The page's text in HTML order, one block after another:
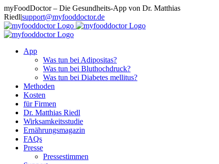
Zum
Inhalt
springen
myFoodDoctor – Die Gesundheits-App von Dr. Matthias
Riedl|support@myfooddoctor.de
E-
Mail
Facebook
Instagram
LinkedIn
App
Was tun bei Adipositas?
Was tun bei Bluthochdruck?
Was tun bei Diabetes mellitus?
Methoden
Kosten
für Firmen
Dr. Matthias Riedl
Wirksamkeitsstudie
Ernährungsmagazin
FAQs
Presse
Pressestimmen